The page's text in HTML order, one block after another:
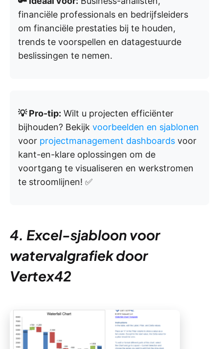
financiële professionals en bedrijfsleiders
om financiële prestaties bij te houden,
trends te voorspellen en datagestuurde
beslissingen te nemen.
💡 Pro-tip: Wilt u projecten efficiënter
bijhouden? Bekijk voorbeelden en sjablonen
voor projectmanagement dashboards voor
kant-en-klare oplossingen om de
voortgang te visualiseren en werkstromen
te stroomlijnen! ✅
4. Excel-sjabloon voor
watervalgrafiek door
Vertex42